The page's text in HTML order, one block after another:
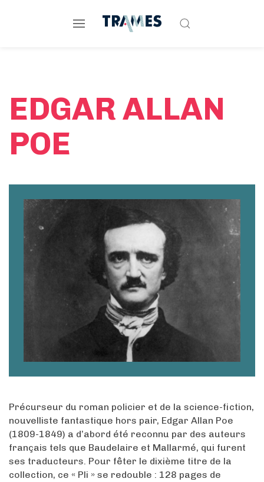
EDGAR ALLAN
POE
Précurseur du roman policier et de la science-fiction,
nouvelliste fantastique hors pair, Edgar Allan Poe
(1809-1849) a d’abord été reconnu par des auteurs
français tels que Baudelaire et Mallarmé, qui furent
ses traducteurs. Pour fêter le dixième titre de la
collection, ce « Pli » se redouble : 128 pages de